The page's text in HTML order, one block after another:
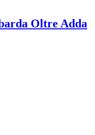
Oltre Adda